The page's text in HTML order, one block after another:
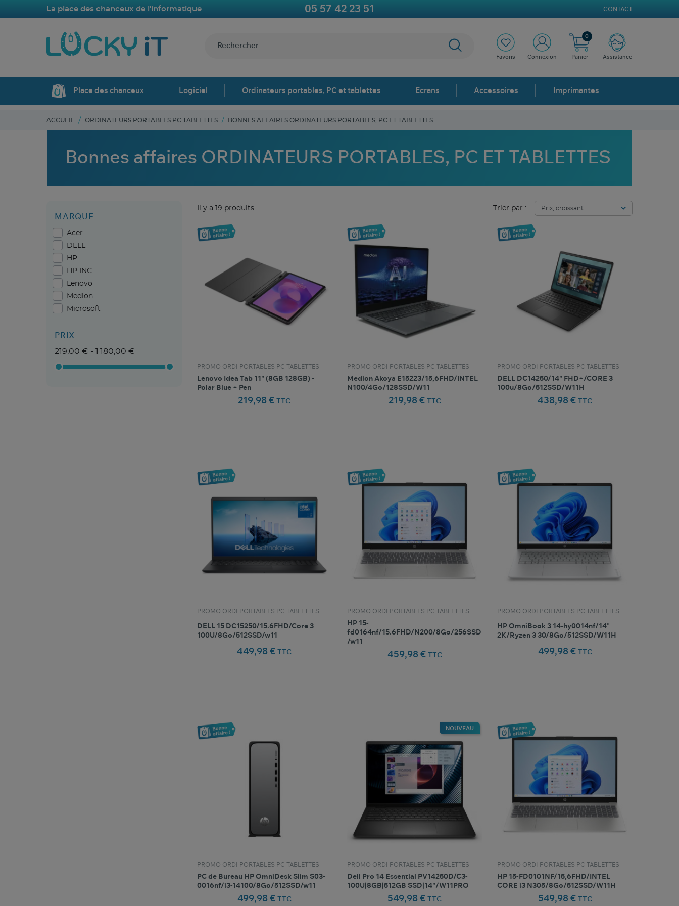
La place des chanceux de l'informatique 05 57 42 23 51 CONTACT
Favoris Connexion Panier
0
Assistance
Place des chanceux Logiciel Ordinateurs portables, PC et tablettes Ecrans Accessoires Imprimantes
ACCUEIL ORDINATEURS PORTABLES PC TABLETTES BONNES AFFAIRES ORDINATEURS PORTABLES, PC ET TABLETTES
Bonnes affaires ORDINATEURS PORTABLES, PC ET TABLETTES
MARQUE
Acer
DELL
HP
HP INC.
Lenovo
Medion
Microsoft
PRIX
219,00 € - 1 180,00 €
Il y a 19 produits. Trier par :
PROMO ORDI PORTABLES PC TABLETTES
Lenovo Idea Tab 11" (8GB 128GB) -
Polar Blue + Pen
219,98 € TTC
PROMO ORDI PORTABLES PC TABLETTES
Medion Akoya E15223/15,6FHD/INTEL
N100/4Go/128SSD/W11
219,98 € TTC
PROMO ORDI PORTABLES PC TABLETTES
DELL DC14250/14" FHD+/CORE 3
100u/8Go/512SSD/W11H
438,98 € TTC
PROMO ORDI PORTABLES PC TABLETTES
DELL 15 DC15250/15.6FHD/Core 3
100U/8Go/512SSD/w11
449,98 €TTC
PROMO ORDI PORTABLES PC TABLETTES
HP 15-
fd0164nf/15.6FHD/N200/8Go/256SSD
/w11
459,98 € TTC
PROMO ORDI PORTABLES PC TABLETTES
HP OmniBook 3 14-hy0014nf/14"
2K/Ryzen 3 30/8Go/512SSD/W11H
499,98 € TTC
PROMO ORDI PORTABLES PC TABLETTES
PC de Bureau HP OmniDesk Slim S03-
0016nf/i3-14100/8Go/512SSD/w11
499,98 € TTC
PROMO ORDI PORTABLES PC TABLETTES
Dell Pro 14 Essential PV14250D/C3-
100U|8GB|512GB SSD|14"/W11PRO
549,98 € TTC
NOUVEAU
PROMO ORDI PORTABLES PC TABLETTES
HP 15-FD0101NF/15,6FHD/INTEL
CORE i3 N305/8Go/512SSD/W11H
549,98 € TTC